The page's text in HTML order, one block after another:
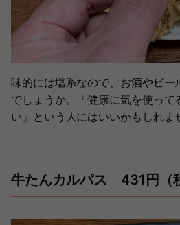
味的には塩系なので、お酒やビー
でしょうか。「健康に気を使って
い」という人にはいいかもしれま
牛たんカルパス 431円（